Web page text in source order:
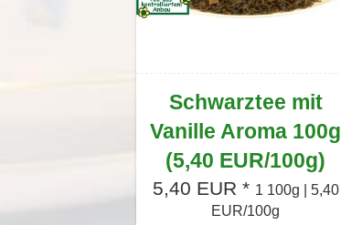
Schwarztee mit
Vanille Aroma 100g
(5,40 EUR/100g)
5,40 EUR * 1 100g | 5,40
EUR/100g